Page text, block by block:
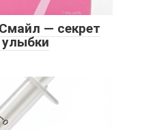
— секрет
улыбки